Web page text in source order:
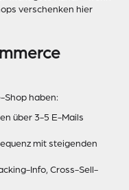
verschenken hier
Shop haben:
über 3-5 E-Mails
mit steigenden
Info, Cross-Sell-